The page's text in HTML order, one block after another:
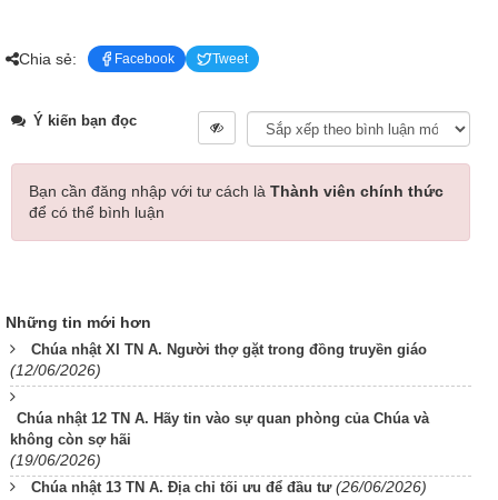
Chia sẻ: Facebook Tweet
Ý kiến bạn đọc
Bạn cần đăng nhập với tư cách là Thành viên chính thức
để có thể bình luận
Những tin mới hơn
Chúa nhật XI TN A. Người thợ gặt trong đồng truyền giáo
(12/06/2026)
Chúa nhật 12 TN A. Hãy tin vào sự quan phòng của Chúa và
không còn sợ hãi
(19/06/2026)
Chúa nhật 13 TN A. Địa chỉ tối ưu để đầu tư (26/06/2026)